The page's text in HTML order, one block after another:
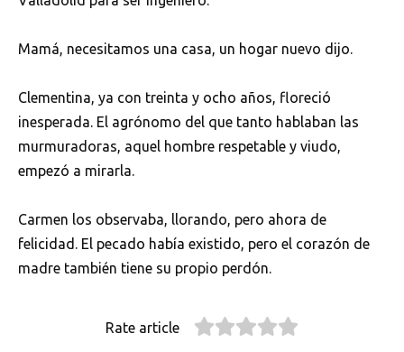
Mamá, necesitamos una casa, un hogar nuevo dijo.
Clementina, ya con treinta y ocho años, floreció
inesperada. El agrónomo del que tanto hablaban las
murmuradoras, aquel hombre respetable y viudo,
empezó a mirarla.
Carmen los observaba, llorando, pero ahora de
felicidad. El pecado había existido, pero el corazón de
madre también tiene su propio perdón.
Rate article